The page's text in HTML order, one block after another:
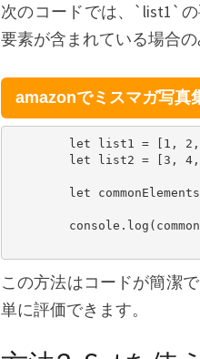
次のコードでは、`list1`
要素が含まれている場合の
amazonでミスマガ写真
let list1 = [1,
let list2 = [3,
let
この方法はコードが簡潔
単に評価できます。